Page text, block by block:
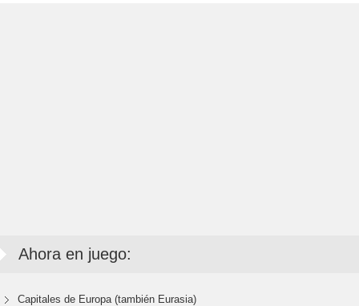
Ahora en juego:
Capitales de Europa (también Eurasia)